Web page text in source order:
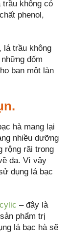
trầu không có
phenol,
lá trầu không
đốm
bạn một làn
hà mang lại
nhiều dưỡng
rộng rãi trong
da. Vì vậy
dụng lá bạc
– đây là
phẩm trị
lá bạc hà sẽ